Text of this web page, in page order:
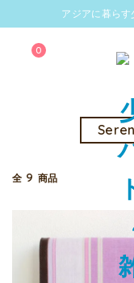
アジアに暮ら
0
全 9 商品